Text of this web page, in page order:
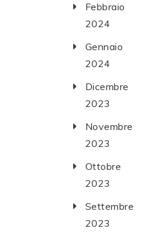
Febbraio
2024
Gennaio
2024
Dicembre
2023
Novembre
2023
Ottobre
2023
Settembre
2023